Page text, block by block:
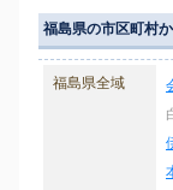
福島県の市区町村
福島県全域